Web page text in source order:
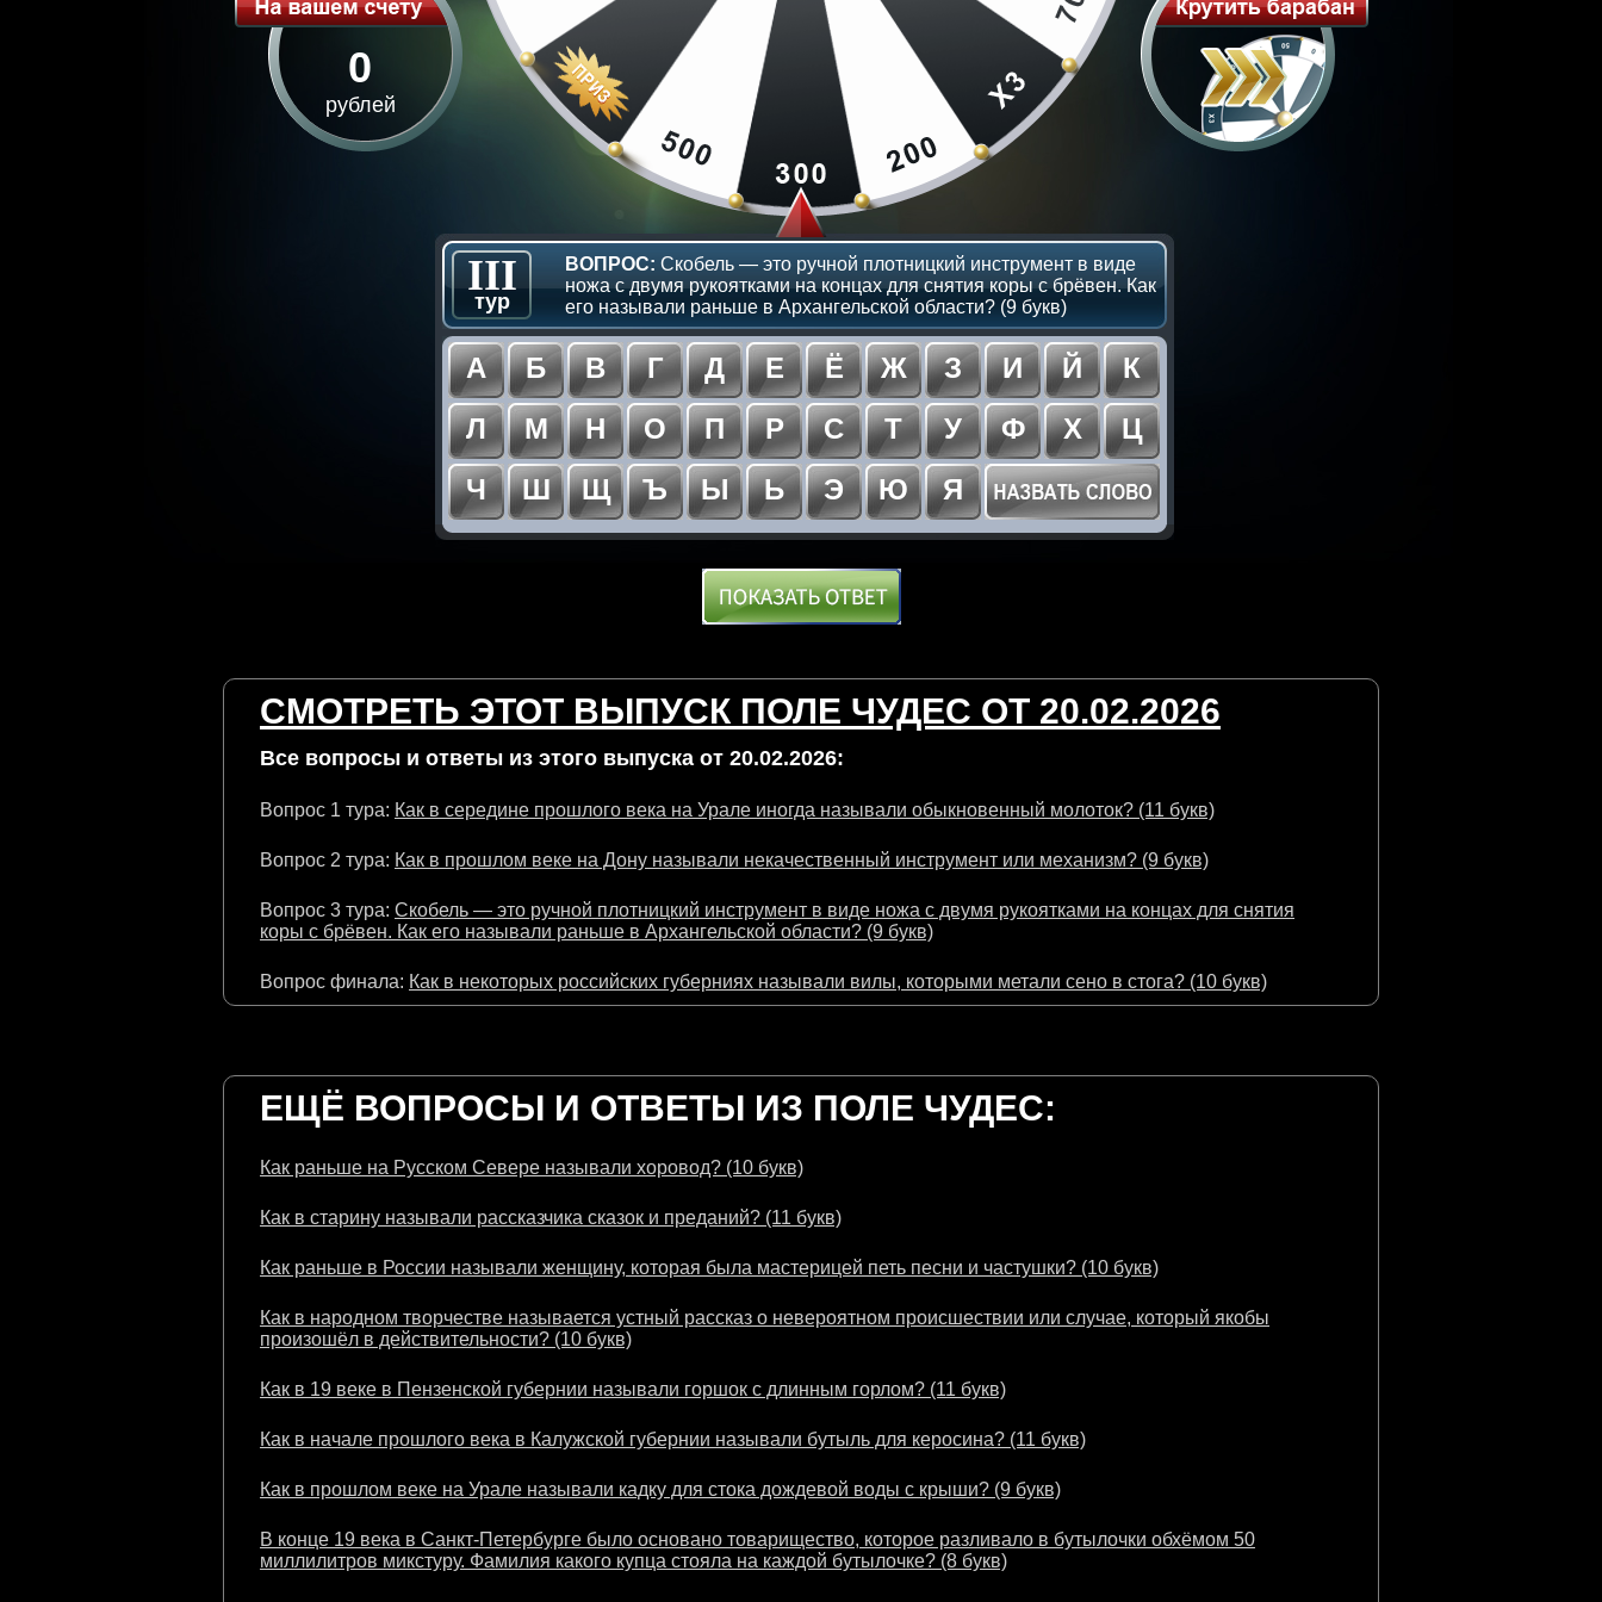
0
рублей
III
тур
ВОПРОС: Скобель — это ручной плотницкий инструмент в виде
ножа с двумя рукоятками на концах для снятия коры с брёвен. Как
его называли раньше в Архангельской области? (9 букв)
А Б В Г Д Е Ё Ж З И Й
К
Л
М Н О П Р С Т У Ф Х
Ц
Ч
Ш Щ Ъ Ы Ь Э Ю Я
СМОТРЕТЬ ЭТОТ ВЫПУСК ПОЛЕ ЧУДЕС ОТ 20.02.2026
Все вопросы и ответы из этого выпуска от 20.02.2026:
Вопрос 1 тура: Как в середине прошлого века на Урале иногда называли обыкновенный молоток? (11 букв)
Вопрос 2 тура: Как в прошлом веке на Дону называли некачественный инструмент или механизм? (9 букв)
Вопрос 3 тура: Скобель — это ручной плотницкий инструмент в виде ножа с двумя рукоятками на концах для снятия
коры с брёвен. Как его называли раньше в Архангельской области? (9 букв)
Вопрос финала: Как в некоторых российских губерниях называли вилы, которыми метали сено в стога? (10 букв)
ЕЩЁ ВОПРОСЫ И ОТВЕТЫ ИЗ ПОЛЕ ЧУДЕС:
Как раньше на Русском Севере называли хоровод? (10 букв)
Как в старину называли рассказчика сказок и преданий? (11 букв)
Как раньше в России называли женщину, которая была мастерицей петь песни и частушки? (10 букв)
Как в народном творчестве называется устный рассказ о невероятном происшествии или случае, который якобы
произошёл в действительности? (10 букв)
Как в 19 веке в Пензенской губернии называли горшок с длинным горлом? (11 букв)
Как в начале прошлого века в Калужской губернии называли бутыль для керосина? (11 букв)
Как в прошлом веке на Урале называли кадку для стока дождевой воды с крыши? (9 букв)
В конце 19 века в Санкт-Петербурге было основано товарищество, которое разливало в бутылочки обхёмом 50
миллилитров микстуру. Фамилия какого купца стояла на каждой бутылочке? (8 букв)